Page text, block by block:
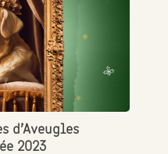
d’Aveugles
2023